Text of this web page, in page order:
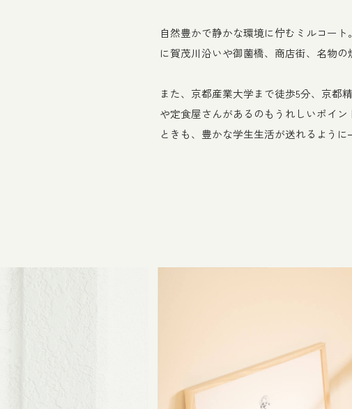
自然豊かで静かな環境に佇むミルコー
に賀茂川沿いや御薗橋、商店街、名物
また、京都産業大学まで徒歩5分、京都
や定食屋さんがあるのもうれしいポイ
ときも、豊かな学生生活が送れるよう